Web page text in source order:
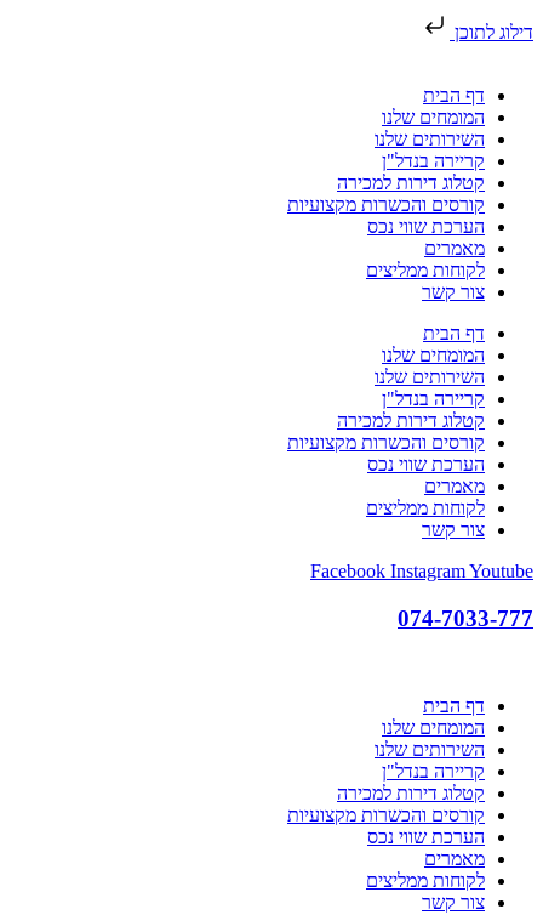
דילוג לתוכן
דף הבית
המומחים שלנו
השירותים שלנו
קריירה בנדל"ן
קטלוג דירות למכירה
קורסים והכשרות מקצועיות
הערכת שווי נכס
מאמרים
לקוחות ממליצים
צור קשר
דף הבית
המומחים שלנו
השירותים שלנו
קריירה בנדל"ן
קטלוג דירות למכירה
קורסים והכשרות מקצועיות
הערכת שווי נכס
מאמרים
לקוחות ממליצים
צור קשר
Facebook InstagramYoutube
074-7033-777
דף הבית
המומחים שלנו
השירותים שלנו
קריירה בנדל"ן
קטלוג דירות למכירה
קורסים והכשרות מקצועיות
הערכת שווי נכס
מאמרים
לקוחות ממליצים
צור קשר